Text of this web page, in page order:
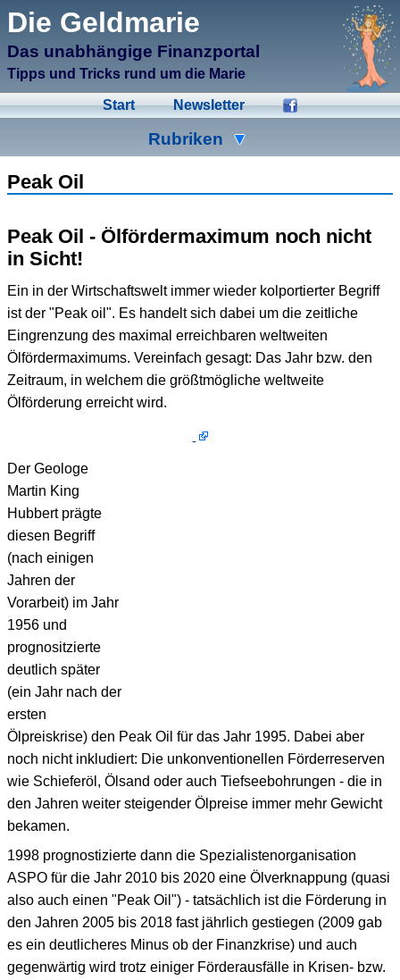
Die Geldmarie
Das unabhängige Finanzportal
Tipps und Tricks rund um die Marie
Start Newsletter
Rubriken
Energiesparen Fonds Formulare
Kleingeld Kredite Spartipps
Steuern Urlaub Versicherungen
Wertpapiere Wirtschaft
Peak Oil
Peak Oil - Ölfördermaximum noch nicht
in Sicht!
Ein in der Wirtschaftswelt immer wieder kolportierter Begriff
ist der "Peak oil". Es handelt sich dabei um die zeitliche
Eingrenzung des maximal erreichbaren weltweiten
Ölfördermaximums. Vereinfach gesagt: Das Jahr bzw. den
Zeitraum, in welchem die größtmögliche weltweite
Ölförderung erreicht wird.
Der Geologe
Martin King
Hubbert prägte
diesen Begriff
(nach einigen
Jahren der
Vorarbeit) im Jahr
1956 und
prognositzierte
deutlich später
(ein Jahr nach der
ersten
Ölpreiskrise) den Peak Oil für das Jahr 1995. Dabei aber
noch nicht inkludiert: Die unkonventionellen Förderreserven
wie Schieferöl, Ölsand oder auch Tiefseebohrungen - die in
den Jahren weiter steigender Ölpreise immer mehr Gewicht
bekamen.
1998 prognostizierte dann die Spezialistenorganisation
ASPO für die Jahr 2010 bis 2020 eine Ölverknappung (quasi
also auch einen "Peak Oil") - tatsächlich ist die Förderung in
den Jahren 2005 bis 2018 fast jährlich gestiegen (2009 gab
es ein deutlicheres Minus ob der Finanzkrise) und auch
gegenwärtig wird trotz einiger Förderausfälle in Krisen- bzw.
μCMS α1.6
Validate HTML
Validate CSS
Check Links
Manage Files
↑E
↑C Create New Page